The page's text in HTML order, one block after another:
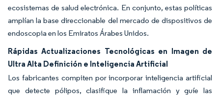
ecosistemas de salud electrónica. En conjunto, estas políticas
amplían la base direccionable del mercado de dispositivos de
endoscopia en los Emiratos Árabes Unidos.
Rápidas Actualizaciones Tecnológicas en Imagen de
Ultra Alta Definición e Inteligencia Artificial
Los fabricantes compiten por incorporar inteligencia artificial
que detecte pólipos, clasifique la inflamación y guíe las